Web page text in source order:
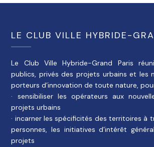
LE CLUB VILLE HYBRIDE-
Le Club Ville Hybride-Grand Paris
publics, privés des projets urbains et les
porteurs d’innovation de toute nature,
· sensibiliser les opérateurs aux
projets urbains
· incarner les spécificités des territoires à
personnes, les initiatives d’intérêt
projets